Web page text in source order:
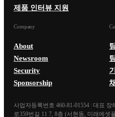
제품 인터뷰 지원
Company
About
Newsroom
Security
Sponsorship
사업자등록번호 460-81-01554 대표 장
로359번길 11 7, 8층 (서현동, 미래에셋